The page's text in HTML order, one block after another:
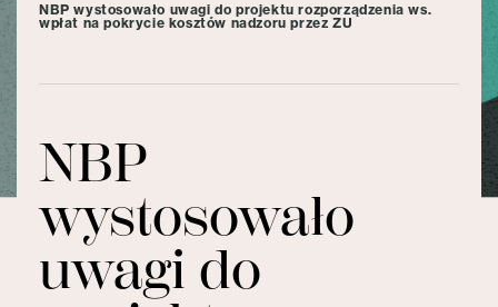
NBP wystosowało uwagi do projektu rozporządzenia ws.
wpłat na pokrycie kosztów nadzoru przez ZU
NBP
wystosowało
uwagi do